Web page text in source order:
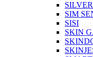
SIM
SISI
SKIN